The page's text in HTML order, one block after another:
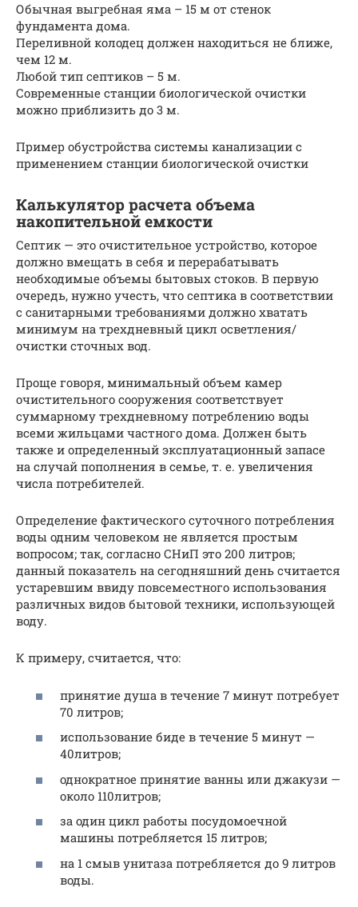
Обычная выгребная яма – 15 м от стенок
фундамента дома.
Переливной колодец должен находиться не ближе,
чем 12 м.
Любой тип септиков – 5 м.
Современные станции биологической очистки
можно приблизить до 3 м.
Пример обустройства системы канализации с
применением станции биологической очистки
Калькулятор расчета объема
накопительной емкости
Септик — это очистительное устройство, которое
должно вмещать в себя и перерабатывать
необходимые объемы бытовых стоков. В первую
очередь, нужно учесть, что септика в соответствии
с санитарными требованиями должно хватать
минимум на трехдневный цикл осветления/
очистки сточных вод.
Проще говоря, минимальный объем камер
очистительного сооружения соответствует
суммарному трехдневному потреблению воды
всеми жильцами частного дома. Должен быть
также и определенный эксплуатационный запасе
на случай пополнения в семье, т. е. увеличения
числа потребителей.
Определение фактического суточного потребления
воды одним человеком не является простым
вопросом; так, согласно СНиП это 200 литров;
данный показатель на сегодняшний день считается
устаревшим ввиду повсеместного использования
различных видов бытовой техники, использующей
воду.
К примеру, считается, что:
принятие душа в течение 7 минут потребует
70 литров;
использование биде в течение 5 минут —
40литров;
однократное принятие ванны или джакузи —
около 110литров;
за один цикл работы посудомоечной
машины потребляется 15 литров;
на 1 смыв унитаза потребляется до 9 литров
воды.